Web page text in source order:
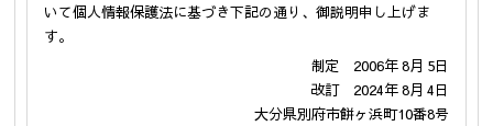
いて個人情報保護法に基づき下記の通り、御説明申し上げま
す。
制定 2006年 8月 5日
改訂 2024年 8月 4日
大分県別府市餅ヶ浜町10番8号